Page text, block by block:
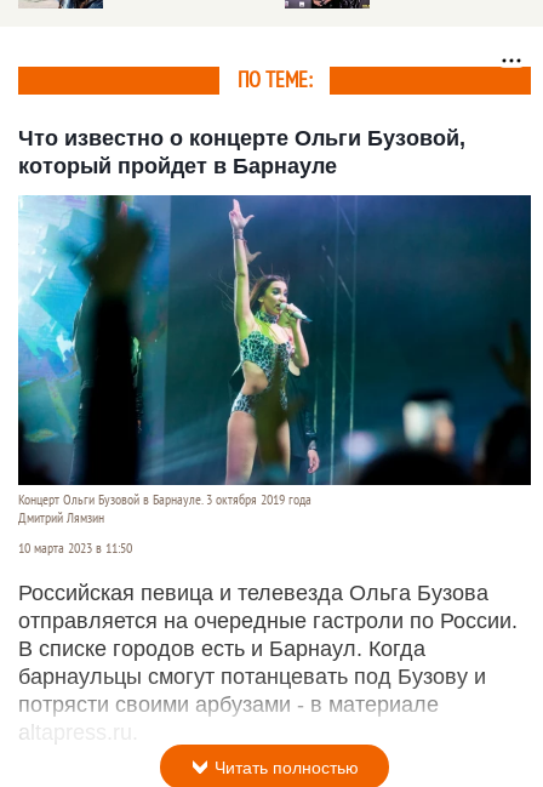
ПО ТЕМЕ:
Что известно о концерте Ольги Бузовой,
который пройдет в Барнауле
Концерт Ольги Бузовой в Барнауле. 3 октября 2019 года
Дмитрий Лямзин
10 марта 2023 в 11:50
Российская певица и телевезда Ольга Бузова
отправляется на очередные гастроли по России.
В списке городов есть и Барнаул. Когда
барнаульцы смогут потанцевать под Бузову и
потрясти своими арбузами - в материале
altapress.ru.
Читать полностью